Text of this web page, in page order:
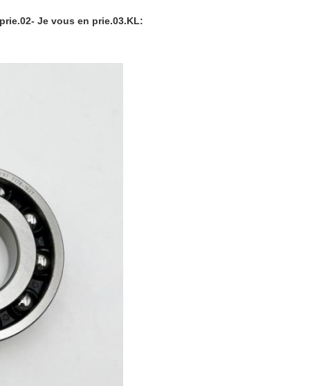
Je vous en prie.03.KL: